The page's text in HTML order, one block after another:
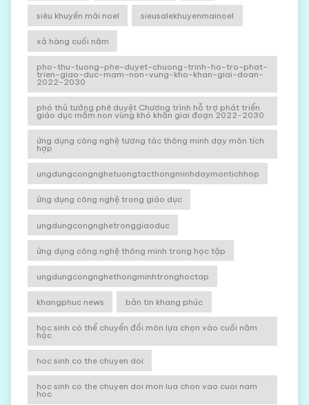
siêu khuyến mãi noel sieusalekhuyenmainoel
xả hàng cuối năm
pho-thu-tuong-phe-duyet-chuong-trinh-ho-tro-phat-
trien-giao-duc-mam-non-vung-kho-khan-giai-doan-
2022-2030
phó thủ tướng phê duyệt Chương trình hỗ trợ phát triển
giáo dục mầm non vùng khó khăn giai đoạn 2022-2030
ứng dụng công nghệ tương tác thông minh dạy môn tích
hợp
ungdungcongnghetuongtacthongminhdaymontichhop
ứng dụng công nghệ trong giáo dục
ungdungcongnghetronggiaoduc
ứng dụng công nghệ thông minh trong học tập
ungdungcongnghethongminhtronghoctap
khangphuc news bản tin khang phúc
học sinh có thể chuyển đổi môn lựa chọn vào cuối năm
học
hoc sinh co the chuyen doi
hoc sinh co the chuyen doi mon lua chon vao cuoi nam
hoc